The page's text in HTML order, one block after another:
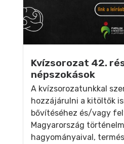
Kvízsorozat 42.
népszokások
A kvízsorozatunkkal
hozzájárulni a kitöltők
bővítéséhez és/vagy
Magyarország
hagyományaival,